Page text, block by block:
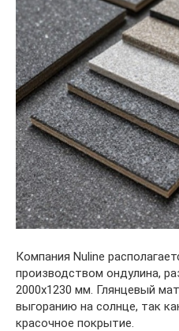
Компания Nuline
производством ондулина,
2000х1230 мм. Глянцевый
выгоранию на солнце, так
красочное покрытие.